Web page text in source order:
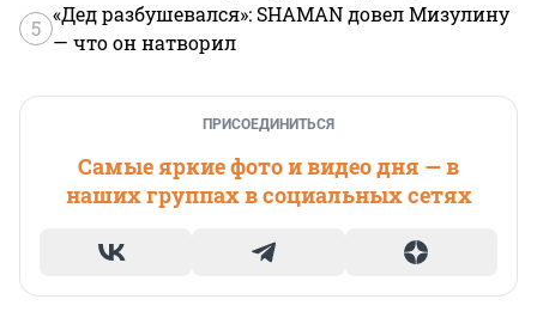
5
«Дед разбушевался»: SHAMAN довел Мизулину
— что он натворил
ПРИСОЕДИНИТЬСЯ
Самые яркие фото и видео дня — в
наших группах в социальных сетях